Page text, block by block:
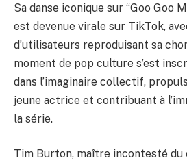
Sa danse iconique sur “Goo Goo
est devenue virale sur TikTok,
d’utilisateurs reproduisant sa
moment de pop culture s’est
dans l’imaginaire collectif,
jeune actrice et contribuant à
la série.
Tim Burton, maître incontesté du